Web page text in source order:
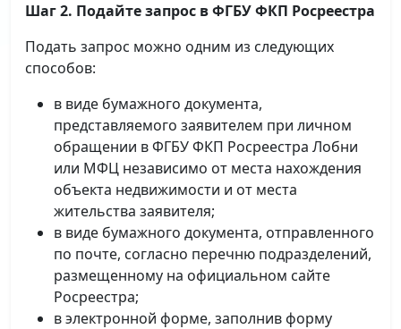
Шаг 2. Подайте запрос в ФГБУ ФКП Росреестра
Подать запрос можно одним из следующих
способов:
в виде бумажного документа,
представляемого заявителем при личном
обращении в ФГБУ ФКП Росреестра Лобни
или МФЦ независимо от места нахождения
объекта недвижимости и от места
жительства заявителя;
в виде бумажного документа, отправленного
по почте, согласно перечню подразделений,
размещенному на официальном сайте
Росреестра;
в электронной форме, заполнив форму